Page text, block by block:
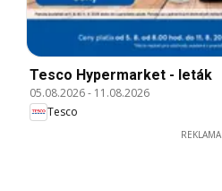
Tesco Hypermarket - leták
05.08.2026- 11.08.2026
Tesco
REKLAMA